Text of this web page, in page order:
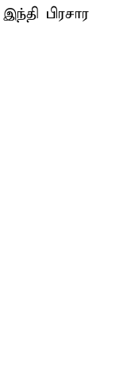
பிரசார